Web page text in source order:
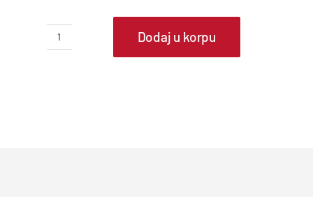
LG
Dodaj u korpu